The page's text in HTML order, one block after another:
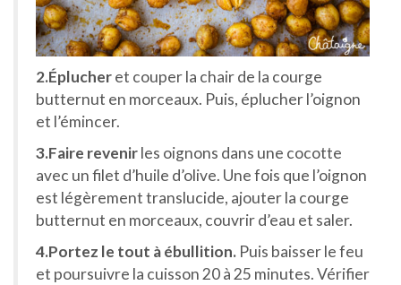
2.Éplucheret couper la chair de la courge
butternut en morceaux. Puis, éplucher l’oignon
et l’émincer.
3.Faire revenirles oignons dans une cocotte
avec un filet d’huile d’olive. Une fois que l’oignon
est légèrement translucide, ajouter la courge
butternut en morceaux, couvrir d’eau et saler.
4.Portez le tout à ébullition. Puis baisser le feu
et poursuivre la cuisson 20 à 25 minutes. Vérifier